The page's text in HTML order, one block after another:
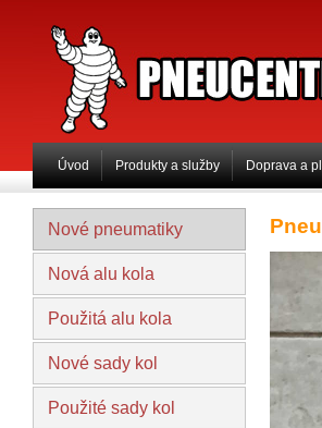
Úvod Produkty a služby Doprava a
Nové pneumatiky
Nová alu kola
Použitá alu kola
Nové sady kol
Použité sady kol